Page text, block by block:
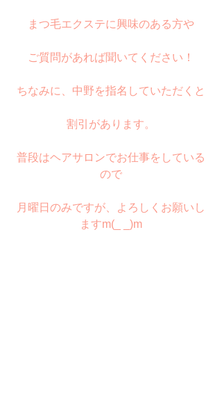
まつ毛エクステに興味のある方や
ご質問があれば聞いてください！
ちなみに、中野を指名していただくと
割引があります。
普段はヘアサロンでお仕事をしている
ので
月曜日のみですが、よろしくお願いし
ますm(_ _)m